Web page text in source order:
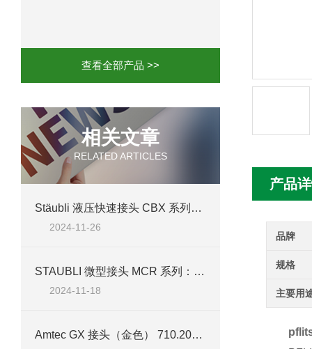
mini motor电机MC230P3T 20- B参数
AC-motoren交流电机FCA 132S-4/
AC-motoren交流电机ACM 160M-4参
AC-MOTOREN电机FCPA 71B-2参数
查看全部产品 >>
相关文章
RELATED ARTICLES
Stäubli 液压快速接头 CBX 系列：北京汉达森经销产品技术解析
2024-11-26
STAUBLI 微型接头 MCR 系列：北京汉达森经销产品技术解析
2024-11-18
Amtec GX 接头（金色） 710.204.011技术参数
产品
品牌
规格
主要用